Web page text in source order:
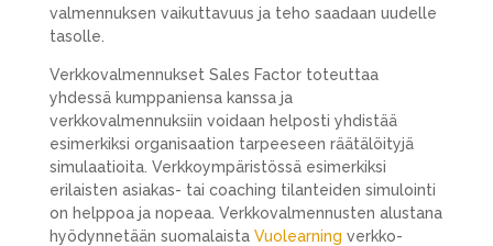
valmennuksen vaikuttavuus ja teho saadaan uudelle
tasolle.
Verkkovalmennukset Sales Factor toteuttaa
yhdessä kumppaniensa kanssa ja
verkkovalmennuksiin voidaan helposti yhdistää
esimerkiksi organisaation tarpeeseen räätälöityjä
simulaatioita. Verkkoympäristössä esimerkiksi
erilaisten asiakas- tai coaching tilanteiden simulointi
on helppoa ja nopeaa. Verkkovalmennusten alustana
hyödynnetään suomalaista Vuolearning verkko-